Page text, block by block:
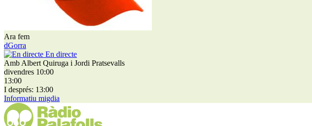
Ara fem
dGorra
En directe
Amb Albert Quiruga i Jordi Pratsevalls
divendres 10:00
13:00
I després: 13:00
Informatiu migdia